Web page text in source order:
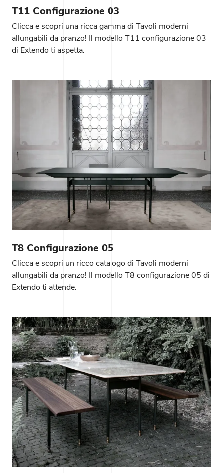
T11 Configurazione 03
Clicca e scopri una ricca gamma di Tavoli moderni
allungabili da pranzo! Il modello T11 configurazione 03
di Extendo ti aspetta.
T8 Configurazione 05
Clicca e scopri un ricco catalogo di Tavoli moderni
allungabili da pranzo! Il modello T8 configurazione 05 di
Extendo ti attende.